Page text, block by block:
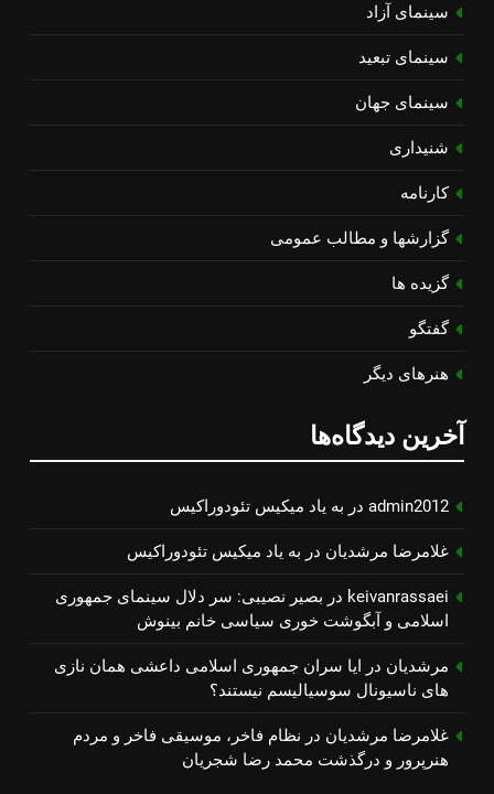
سینمای آزاد
سینمای تبعید
سینمای جهان
شنیداری
کارنامه
گزارشها و مطالب عمومی
گزیده ها
گفتگو
هنرهای دیگر
آخرین دیدگاه‌ها
admin2012 در به یاد میكیس تئودوراكیس
غلامرضا مرشدیان در به یاد میكیس تئودوراكیس
keivanrassaei در بصیر نصیبی: سر دلال سینمای جمهوری
اسلامی و آبگوشت خوری سیاسی خانم بینوش
مرشدیان در ایا سران جمهوری اسلامی داعشی همان نازی
های ناسیونال سوسیالیسم نیستند؟
غلامرضا مرشدیان در نظام فاخر، موسیقی فاخر و مردم
هنرپرور و درگذشت محمد رضا شجریان